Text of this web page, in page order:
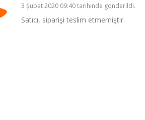
3 Şubat 2020 09:40 tarihinde gönderildi.
Satıcı, siparişi teslim etmemiştir.